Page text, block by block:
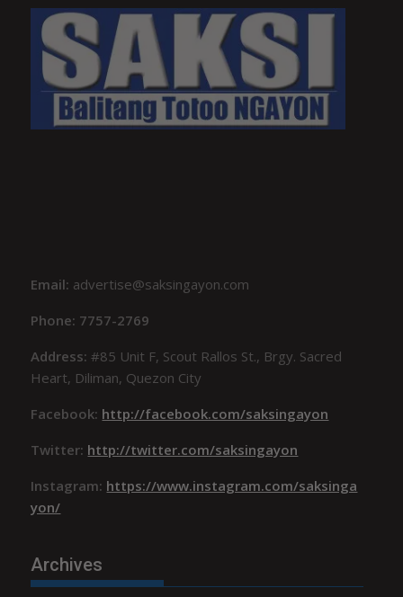
Email: advertise@saksingayon.com
Phone: 7757-2769
Address:#85 Unit F, Scout Rallos St., Brgy. Sacred
Heart, Diliman, Quezon City
Facebook: http://facebook.com/saksingayon
Twitter: http://twitter.com/saksingayon
Instagram: https://www.instagram.com/saksinga
yon/
Archives